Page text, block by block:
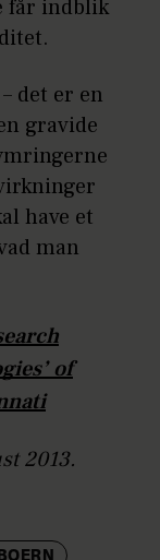
får indblik
det er en
gravide
have et
man
of
2013.